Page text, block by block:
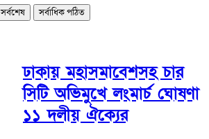
সর্বশেষ সর্বাধিক পঠিত
ঢাকায় মহাসমাবেশসহ চার
সিটি অভিমুখে লংমার্চ ঘোষণা
১১ দলীয় ঐক্যের